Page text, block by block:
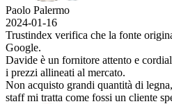
Paolo Palermo
2024-01-16
Trustindex verifica che la fonte
Google.
Davide è un fornitore attento e
i prezzi allineati al mercato.
Non acquisto grandi quantità di
staff mi tratta come fossi un cliente